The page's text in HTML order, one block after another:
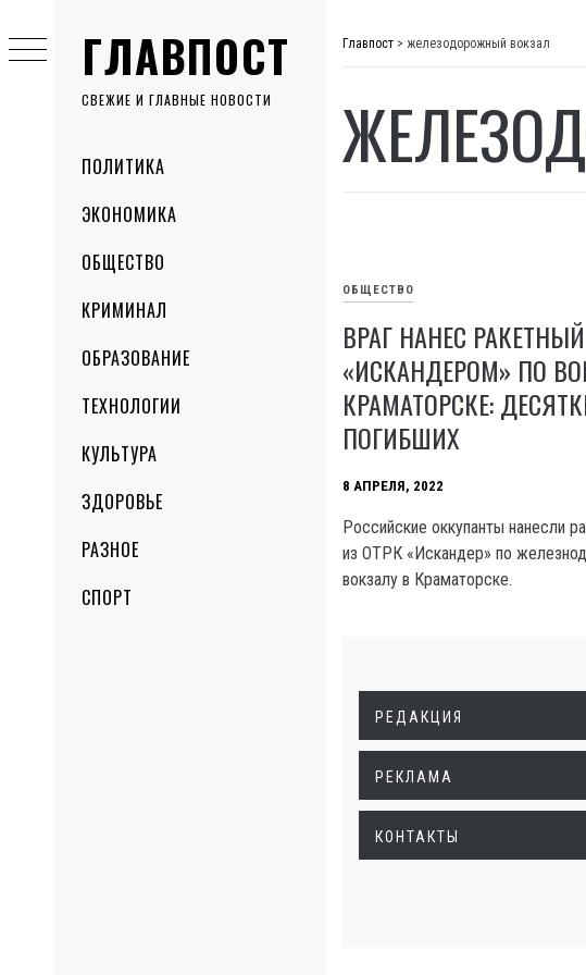
ГЛАВПОСТ
СВЕЖИЕ И ГЛАВНЫЕ НОВОСТИ
MenuПОЛИТИКА
ЭКОНОМИКА
ОБЩЕСТВО
КРИМИНАЛ
ОБРАЗОВАНИЕ
ТЕХНОЛОГИИ
КУЛЬТУРА
ЗДОРОВЬЕ
РАЗНОЕ
СПОРТ
to
content
Главпост > железодорожный вокзал
ОБЩЕСТВО
ВРАГ НАНЕС
«ИСКАНДЕРОМ» ПО
КРАМАТОРСКЕ:
ПОГИБШИХ
8 АПРЕЛЯ, 2022
Российские оккупанты нанесли
из ОТРК «Искандер» по
вокзалу в Краматорске.
РЕДАКЦИЯ
РЕКЛАМА
КОНТАКТЫ